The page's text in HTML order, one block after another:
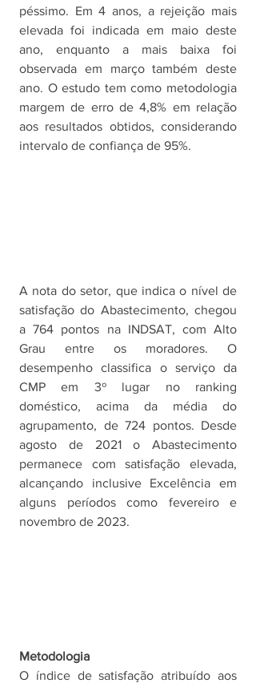
péssimo. Em 4 anos, a rejeição mais
elevada foi indicada em maio deste
ano, enquanto a mais baixa foi
observada em março também deste
ano. O estudo tem como metodologia
margem de erro de 4,8% em relação
aos resultados obtidos, considerando
intervalo de confiança de 95%.
A nota do setor, que indica o nível de
satisfação do Abastecimento, chegou
a 764 pontos na INDSAT, com Alto
Grau entre os moradores. O
desempenho classifica o serviço da
CMP em 3º lugar no ranking
doméstico, acima da média do
agrupamento, de 724 pontos. Desde
agosto de 2021 o Abastecimento
permanece com satisfação elevada,
alcançando inclusive Excelência em
alguns períodos como fevereiro e
novembro de 2023.
Metodologia
O índice de satisfação atribuído aos